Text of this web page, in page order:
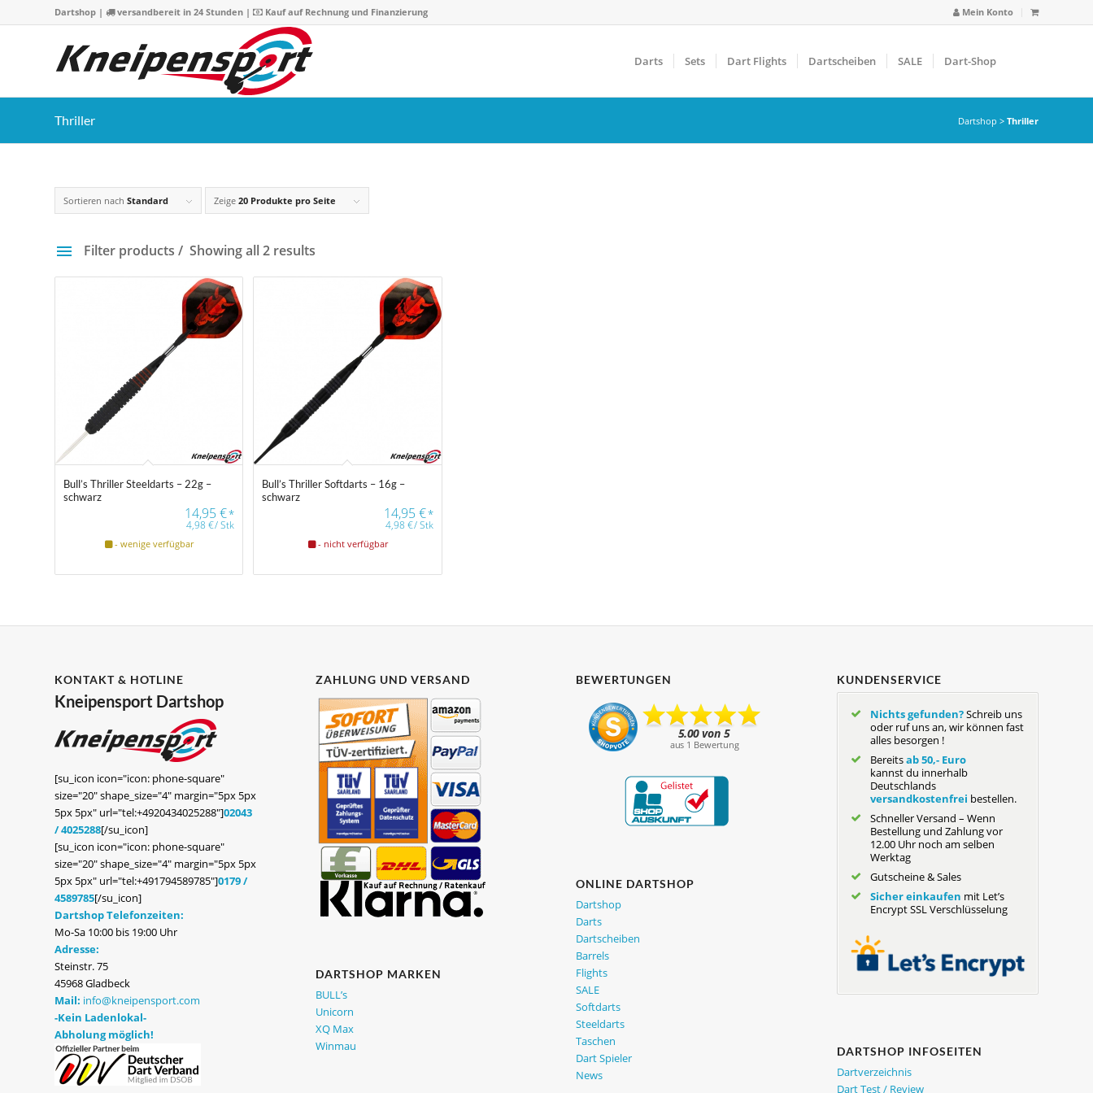
Mein Konto
Dartshop | versandbereit in 24 Stunden | Kauf auf Rechnung und Finanzierung
Darts Sets Dart Flights Dartscheiben SALE Dart-Shop
Thriller Dartshop > Thriller
Sortieren nach Standard Zeige 20 Produkte pro Seite
Filter products Showing all 2 results
15
14 g
Bull’s Thriller Steeldarts – 22g –
schwarz
14,95€*
4,98€/Stk
- wenige verfügbar
Bull’s Thriller Softdarts – 16g –
schwarz
14,95€*
4,98 €/Stk
- nicht verfügbar
KONTAKT & HOTLINE
Kneipensport Dartshop
[su_icon icon="icon: phone-square"
size="20" shape_size="4" margin="5px 5px
5px 5px" url="tel:+4920434025288"]02043
/ 4025288[/su_icon]
[su_icon icon="icon: phone-square"
size="20" shape_size="4" margin="5px 5px
5px 5px" url="tel:+491794589785"]0179 /
4589785[/su_icon]
Dartshop Telefonzeiten:
Mo-Sa 10:00 bis 19:00 Uhr
Adresse:
Steinstr. 75
45968 Gladbeck
Mail: info@kneipensport.com
-Kein Ladenlokal-
Abholung möglich!
ZAHLUNG UND VERSAND
DARTSHOP MARKEN
BULL’s
Unicorn
XQ Max
Winmau
BEWERTUNGEN
ONLINE DARTSHOP
Dartshop
Darts
Dartscheiben
Barrels
Flights
SALE
Softdarts
Steeldarts
Taschen
Dart Spieler
News
KUNDENSERVICE
Nichts gefunden?Schreib uns
oder ruf uns an, wir können fast
alles besorgen !
Bereitsab 50,- Euro
kannst du innerhalb
Deutschlands
versandkostenfrei bestellen.
Schneller Versand – Wenn
Bestellung und Zahlung vor
12.00 Uhr noch am selben
Werktag
Gutscheine & Sales
Sicher einkaufen mit Let’s
Encrypt SSL Verschlüsselung
DARTSHOP INFOSEITEN
Dartverzeichnis
Dart Test / Review